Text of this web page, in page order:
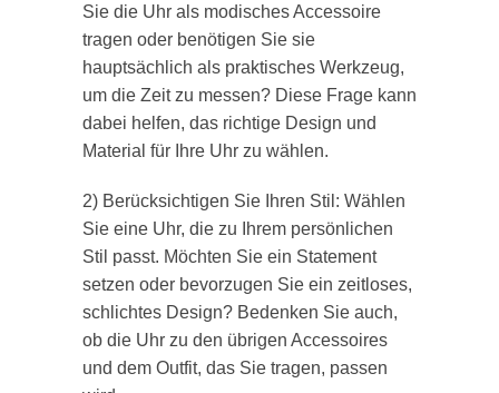
Sie die Uhr als modisches Accessoire
tragen oder benötigen Sie sie
hauptsächlich als praktisches Werkzeug,
um die Zeit zu messen? Diese Frage kann
dabei helfen, das richtige Design und
Material für Ihre Uhr zu wählen.
2) Berücksichtigen Sie Ihren Stil: Wählen
Sie eine Uhr, die zu Ihrem persönlichen
Stil passt. Möchten Sie ein Statement
setzen oder bevorzugen Sie ein zeitloses,
schlichtes Design? Bedenken Sie auch,
ob die Uhr zu den übrigen Accessoires
und dem Outfit, das Sie tragen, passen